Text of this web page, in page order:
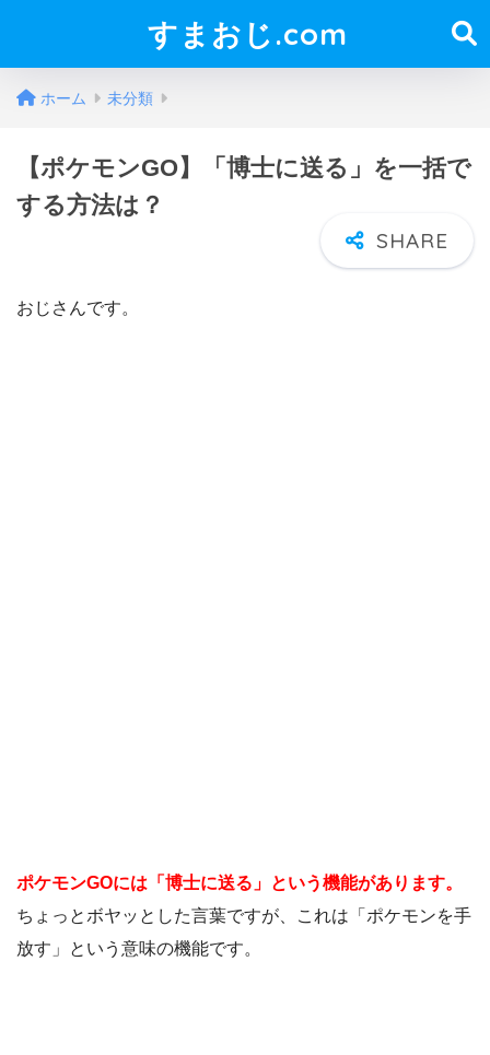
すまおじ.com
ホーム 未分類
【ポケモンGO】「博士に送る」を一括で
する方法は？
おじさんです。
ポケモンGOには「博士に送る」という機能があります。
ちょっとボヤッとした言葉ですが、これは「ポケモンを手
放す」という意味の機能です。